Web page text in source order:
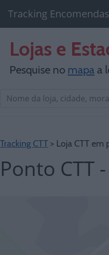
Tracking
Lojas e
Pesquise no mapaa
Tracking CTT > Loja CTT em
Ponto CTT